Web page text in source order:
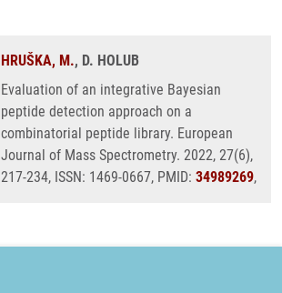
HRUŠKA, M., D. HOLUB
Evaluation of an integrative Bayesian
peptide detection approach on a
combinatorial peptide library. European
Journal of Mass Spectrometry. 2022, 27(6),
217-234, ISSN: 1469-0667, PMID: 34989269,